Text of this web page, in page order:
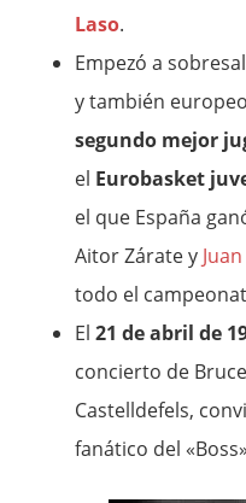
Laso.
Empezó a
y también
segundo mejor
el Eurobasket
el que España
Aitor Zárate y
todo el
El21 de abril de
concierto de
Castelldefels,
fanático del